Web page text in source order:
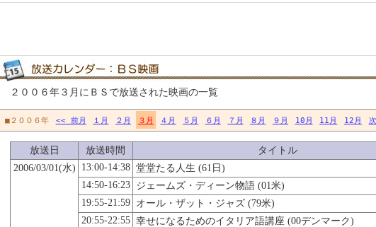
２００６年３月にＢＳで放送された映画の一覧
■２００６年 << 前月 １月 ２月 ３月 ４月 ５月 ６月 ７月 ８月 ９月 10月 11月 12月
放送日 放送時間 タイトル
2006/03/01(水)
13:00-14:38 堂堂たる人生 (61日)
14:50-16:23
ジェームズ・ディーン物語 (01米)
19:55-21:59
オール・ザット・ジャズ (79米)
20:55-22:55 幸せになるためのイタリア語講座 (00デンマーク)